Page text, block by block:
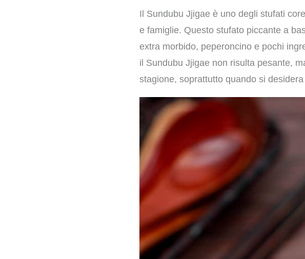
Il Sundubu Jjigae è uno degli stufati
e famiglie. Questo stufato piccante a
extra morbido, peperoncino e pochi
il Sundubu Jjigae non risulta pesante,
stagione, soprattutto quando si